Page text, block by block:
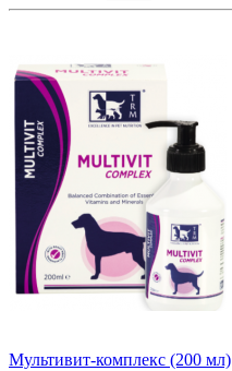
Мультивит-комплекс (200 мл)